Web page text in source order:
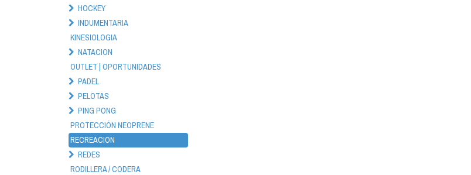
HOCKEY
INDUMENTARIA
KINESIOLOGIA
NATACION
OUTLET | OPORTUNIDADES
PADEL
PELOTAS
PING PONG
PROTECCIÓN NEOPRENE
RECREACION
REDES
RODILLERA / CODERA